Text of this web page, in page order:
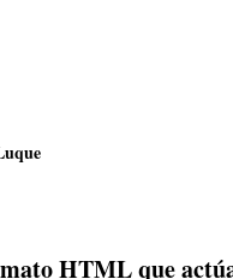
HTML que